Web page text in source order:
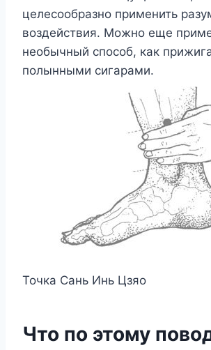
целесообразно применить
воздействия. Можно еще
необычный способ, как
полынными сигарами.
Точка Сань Инь Цзяо
Что по этому